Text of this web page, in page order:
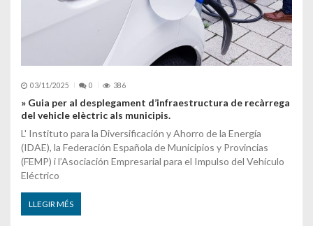
03/11/2025 0 386
» Guia per al desplegament d’infraestructura de recàrrega
del vehicle elèctric als municipis.
L' Instituto para la Diversificación y Ahorro de la Energía
(IDAE), la Federación Española de Municipios y Provincias
(FEMP) i l’Asociación Empresarial para el Impulso del Vehículo
Eléctrico
LLEGIR MÉS